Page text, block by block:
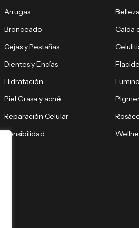
Arrugas
Bronceado
Caída
Cejas y Pestañas
Dientes y Encías
Hidratación
Piel Grasa y acné
Reparación Celular
Sensibilidad